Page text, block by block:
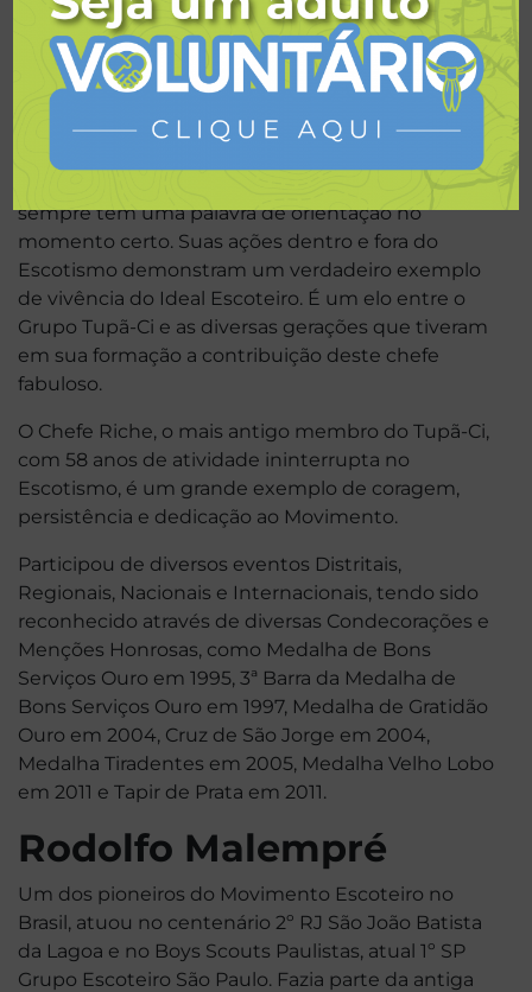
Assistente Regional de Programa em 1990, Diretor
de Curso de Insígnia de Madeira em 1992, Assessor
Regional de Formação da Direção Regional –
UEB/RS em 1994, sendo atualmente membro da
Equipe Regional de Formação da UEB/RS.
sempre tem uma palavra de orientação no
momento certo. Suas ações dentro e fora do
Escotismo demonstram um verdadeiro exemplo
de vivência do Ideal Escoteiro. É um elo entre o
Grupo Tupã-Ci e as diversas gerações que tiveram
em sua formação a contribuição deste chefe
fabuloso.
O Chefe Riche, o mais antigo membro do Tupã-Ci,
com 58 anos de atividade ininterrupta no
Escotismo, é um grande exemplo de coragem,
persistência e dedicação ao Movimento.
Participou de diversos eventos Distritais,
Regionais, Nacionais e Internacionais, tendo sido
reconhecido através de diversas Condecorações e
Menções Honrosas, como Medalha de Bons
Serviços Ouro em 1995, 3ª Barra da Medalha de
Bons Serviços Ouro em 1997, Medalha de Gratidão
Ouro em 2004, Cruz de São Jorge em 2004,
Medalha Tiradentes em 2005, Medalha Velho Lobo
em 2011 e Tapir de Prata em 2011.
Rodolfo Malempré
Um dos pioneiros do Movimento Escoteiro no
Brasil, atuou no centenário 2º RJ São João Batista
da Lagoa e no Boys Scouts Paulistas, atual 1º SP
Grupo Escoteiro São Paulo. Fazia parte da antiga